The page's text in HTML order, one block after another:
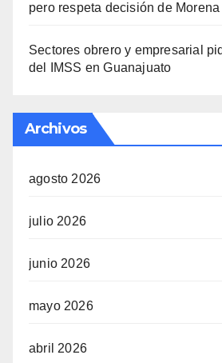
pero respeta decisión de Morena
Sectores obrero y empresarial
del IMSS en Guanajuato
Archivos
agosto 2026
julio 2026
junio 2026
mayo 2026
abril 2026